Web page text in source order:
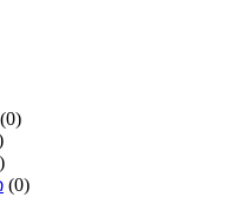
(0)
(0)